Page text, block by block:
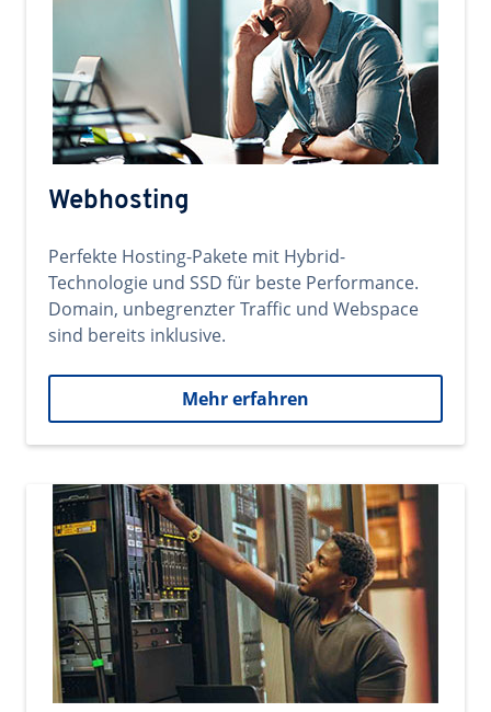
Webhosting
Perfekte Hosting-Pakete mit Hybrid-
Technologie und SSD für beste Performance.
Domain, unbegrenzter Traffic und Webspace
sind bereits inklusive.
Mehr erfahren